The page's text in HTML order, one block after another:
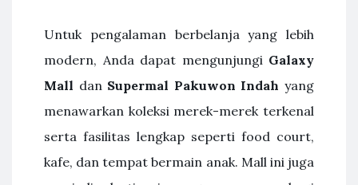
Untuk pengalaman berbelanja yang lebih
modern, Anda dapat mengunjungi Galaxy
Mall dan Supermal Pakuwon Indah yang
menawarkan koleksi merek-merek terkenal
serta fasilitas lengkap seperti food court,
kafe, dan tempat bermain anak. Mall ini juga